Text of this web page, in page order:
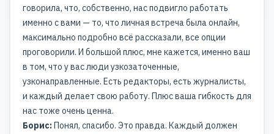
говорила, что, собственно, нас подвигло работать
именно с вами — то, что личная встреча была онлайн,
максимально подробно всё рассказали, все опции
проговорили. И большой плюс, мне кажется, именно ваш
в том, что у вас люди узкозаточенные,
узконаправленные. Есть редакторы, есть журналисты,
и каждый делает свою работу. Плюс ваша гибкость для
нас тоже очень ценна.
Борис:Понял, спасибо. Это правда. Каждый должен